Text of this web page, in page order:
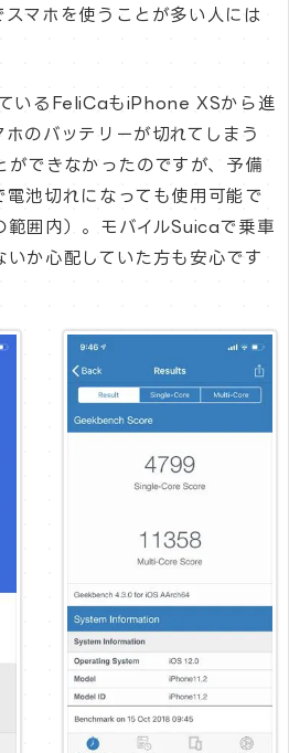
マホを使うことが多い人には
いるFeliCaもiPhone XSから進
のバッテリーが切れてしまう
ができなかったのですが、予備
池切れになっても使用可能で
範囲内）。モバイルSuicaで乗車
か心配していた方も安心です